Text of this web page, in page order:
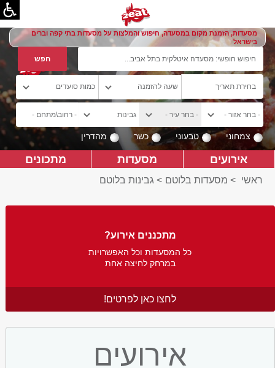
מסעדות, הזמנת מקום במסעדה, חיפוש והמלצות על מסעדות בתי קפה וברים
בישראל
צמחוני טבעוני כשר מהדרין
אירועים מסעדות מתכונים
ראשי > מסעדות בלוטם > גבינות בלוטם
מתכננים אירוע?
כל המסעדות וכל האפשרויות
במרחק לחיצה אחת
לחצו כאן לפרטים!
אירועים